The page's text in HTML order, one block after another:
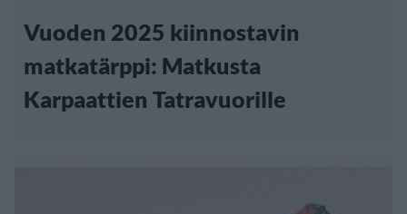
Vuoden 2025 kiinnostavin
matkatärppi: Matkusta
Karpaattien Tatravuorille